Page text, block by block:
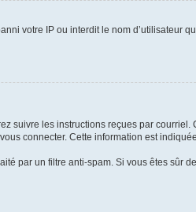
votre IP ou interdit le nom d’utilisateur
suivre les instructions reçues par
connecter. Cette information est
par un filtre anti-spam. Si vous êtes sûr